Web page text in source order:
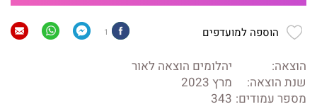
הוספה למועדפים 1
הוצאה:
יהלומים הוצאה לאור
שנת הוצאה:
מרץ 2023
מספר עמודים: 343